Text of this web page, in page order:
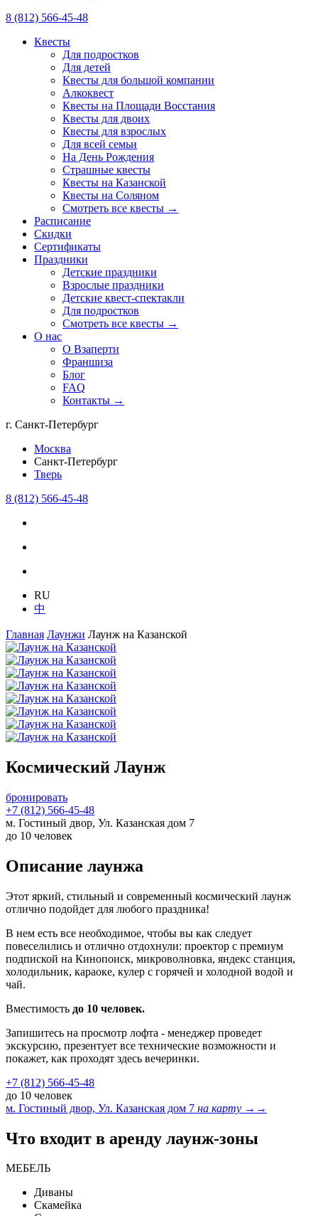
8 (812) 566-45-48
Квесты
Для подростков
Для детей
Квесты для большой компании
Алкоквест
Квесты на Площади Восстания
Квесты для двоих
Квесты для взрослых
Для всей семьи
На День Рождения
Страшные квесты
Квесты на Казанской
Квесты на Соляном
Смотреть все квесты →
Расписание
Скидки
Сертификаты
Праздники
Детские праздники
Взрослые праздники
Детские квест-спектакли
Для подростков
Смотреть все квесты →
О нас
О Взаперти
Франшиза
Блог
FAQ
Контакты →
г. Санкт-Петербург
Москва
Санкт-Петербург
Тверь
8 (812) 566-45-48
RU
中
Главная Лаунжи Лаунж на Казанской
Космический Лаунж
бронировать
+7 (812) 566-45-48
м. Гостиный двор, Ул. Казанская дом 7
до 10 человек
Описание лаунжа
Этот яркий, стильный и современный космический лаунж
отлично подойдет для любого праздника!
В нем есть все необходимое, чтобы вы как следует
повеселились и отлично отдохнули: проектор с премиум
подпиской на Кинопоиск, микроволновка, яндекс станция,
холодильник, караоке, кулер с горячей и холодной водой и
чай.
Вместимость до 10 человек.
Запишитесь на просмотр лофта - менеджер проведет
экскурсию, презентует все технические возможности и
покажет, как проходят здесь вечеринки.
+7 (812) 566-45-48
до 10 человек
м. Гостиный двор, Ул. Казанская дом 7 на карту → →
Что входит в аренду лаунж-зоны
МЕБЕЛЬ
Диваны
Скамейка